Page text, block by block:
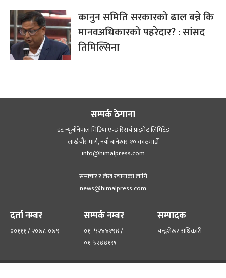
कानुन समिति सरकारको ढाल बन्ने कि
मानवअधिकारको पहरेदार? : सांसद
तिमिल्सिना
सम्पर्क ठेगाना
डट न्यूजीनेपाल मिडिया एण्ड रिसर्च प्राइभेट लिमिटेड
लाखेचौर मार्ग, नयाँ बानेश्‍वर-१० काठमाडौँ
info@himalpress.com
समाचार र लेख रचानाका लागि
news@himalpress.com
दर्ता नम्बर
००१११ / २०७८-०७९
सम्पर्क नम्बर
०१- ५२४४१९४ /
०१-५२४४१९९
सम्पादक
चन्द्रशेखर अधिकारी